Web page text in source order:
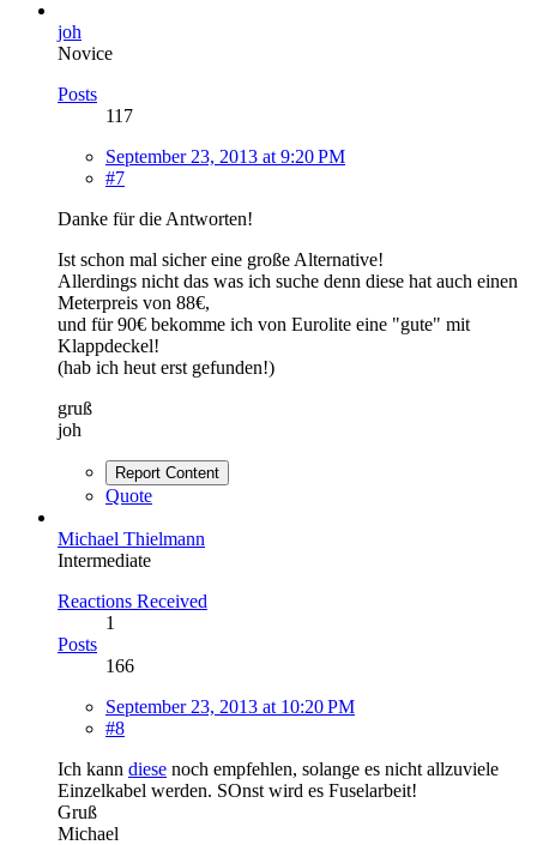
joh
Novice
Posts
117
September 23, 2013 at 9:20 PM
#7
Danke für die Antworten!
Ist schon mal sicher eine große Alternative!
Allerdings nicht das was ich suche denn diese hat auch einen
Meterpreis von 88€,
und für 90€ bekomme ich von Eurolite eine "gute" mit
Klappdeckel!
(hab ich heut erst gefunden!)
gruß
joh
Report Content
Quote
Michael Thielmann
Intermediate
Reactions Received
1
Posts
166
September 23, 2013 at 10:20 PM
#8
Ich kann diese noch empfehlen, solange es nicht allzuviele
Einzelkabel werden. SOnst wird es Fuselarbeit!
Gruß
Michael